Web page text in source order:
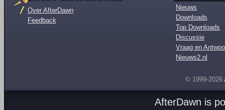
Over AfterDawn
Feedback
Nieuws
Downloads
Top Downloads
Discussie
Vraag en
Nieuws2.nl
© 1999-2026
AfterDawn is